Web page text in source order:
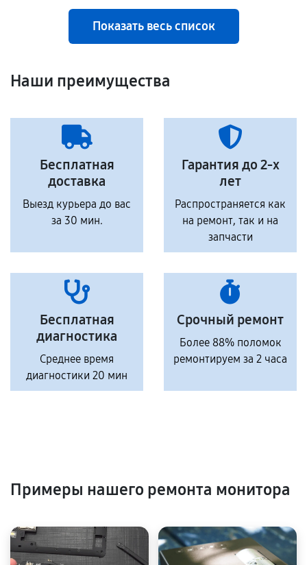
Показать весь список
Наши преимущества
Бесплатная
доставка
Выезд курьера до вас
за 30 мин.
Гарантия до 2-х
лет
Распространяется как
на ремонт, так и на
запчасти
Бесплатная
диагностика
Среднее время
диагностики 20 мин
Срочный ремонт
Более 88% поломок
ремонтируем за 2 часа
Примеры нашего ремонта монитора